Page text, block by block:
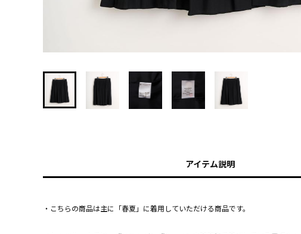
アイテム説明
・こちらの商品は主に「春夏」に着用していただける商品です。